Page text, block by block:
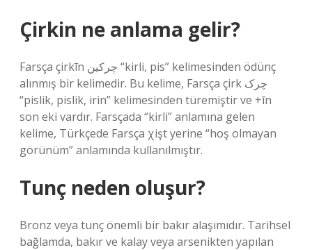
Çirkin ne anlama gelir?
Farsça çirkīn چرکین “kirli, pis” kelimesinden ödünç
alınmış bir kelimedir. Bu kelime, Farsça çirk چرک
“pislik, pislik, irin” kelimesinden türemiştir ve +īn
son eki vardır. Farsçada “kirli” anlamına gelen
kelime, Türkçede Farsça χişt yerine “hoş olmayan
görünüm” anlamında kullanılmıştır.
Tunç neden oluşur?
Bronz veya tunç önemli bir bakır alaşımıdır. Tarihsel
bağlamda, bakır ve kalay veya arsenikten yapılan